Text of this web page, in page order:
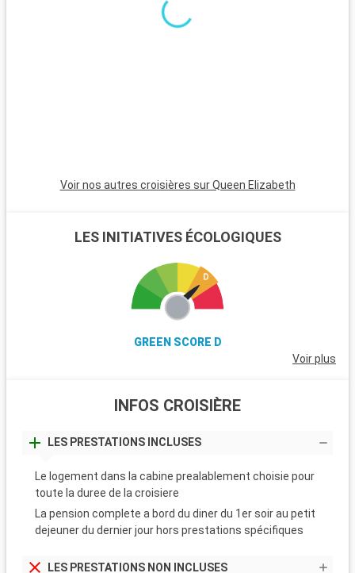
couchers de soleil magnifiques. Les Bahamas, à proximité en
bateau, sont un paradis avec leurs plages de sable blanc. Pour
Voir nos autres croisières sur Queen Elizabeth
LES INITIATIVES ÉCOLOGIQUES
GREEN SCORE D
Voir plus
INFOS CROISIÈRE
LES PRESTATIONS INCLUSES
Le logement dans la cabine prealablement choisie pour
toute la duree de la croisiere
La pension complete a bord du diner du 1er soir au petit
dejeuner du dernier jour hors prestations spécifiques
LES PRESTATIONS NON INCLUSES